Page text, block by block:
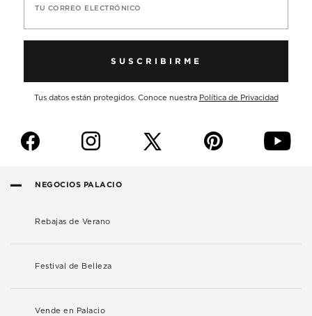
TU CORREO ELECTRÓNICO
SUSCRIBIRME
Tus datos están protegidos. Conoce nuestra Política de Privacidad
f i p y
NEGOCIOS PALACIO
Rebajas de Verano
Festival de Belleza
Vende en Palacio